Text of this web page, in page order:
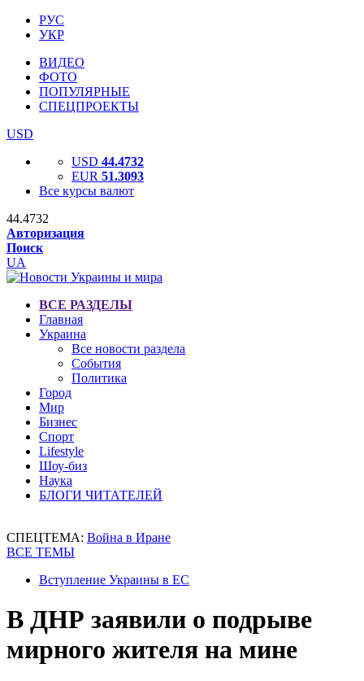
РУС
УКР
ВИДЕО
ФОТО
ПОПУЛЯРНЫЕ
СПЕЦПРОЕКТЫ
USD
USD 44.4732
EUR 51.3093
Все курсы валют
44.4732
Авторизация
Поиск
UA
ВСЕ РАЗДЕЛЫ
Главная
Украина
Все новости раздела
События
Политика
Город
Мир
Бизнес
Спорт
Lifestyle
Шоу-биз
Наука
БЛОГИ ЧИТАТЕЛЕЙ
СПЕЦТЕМА: Война в Иране
ВСЕ ТЕМЫ
Вступление Украины в ЕС
В ДНР заявили о подрыве
мирного жителя на мине